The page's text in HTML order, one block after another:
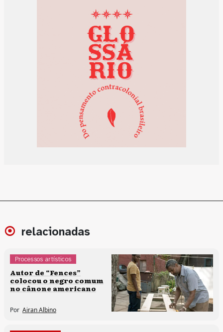
relacionadas
Processos artísticos
Sem categoria
Autor de “Fences”
colocou o negro comum
no cânone americano
Por Airan Albino